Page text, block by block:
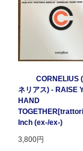
CORNELIUS
ネリアス) - RAISE
HAND
Inch (ex-/ex-)
3,800円